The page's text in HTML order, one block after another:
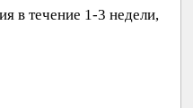
в течение 1-3 недели,